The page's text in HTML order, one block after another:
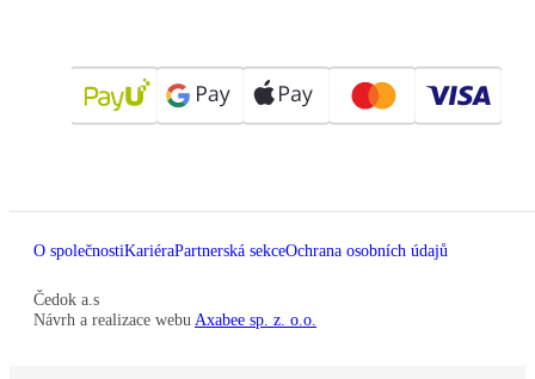
O společnostiKariéraPartnerská sekceOchrana osobních údajů
Čedok a.s
Návrh a realizace webu Axabee sp. z. o.o.